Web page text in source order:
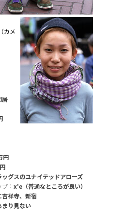
カメ
円
ッグスのユナイテッドアローズ
： x'e（普通なところが良い）
祥寺、新宿
まり見ない